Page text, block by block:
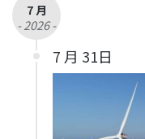
7 月
- 2026 -
7 月 31日